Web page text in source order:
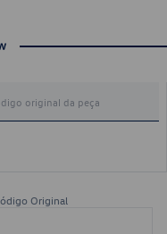
Original